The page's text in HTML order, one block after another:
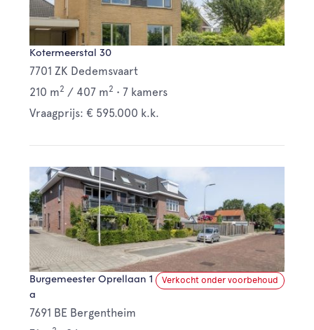
Kotermeerstal 30
7701 ZK Dedemsvaart
210 m2 / 407 m2 • 7 kamers
Vraagprijs: € 595.000 k.k.
Verkocht onder voorbehoud
Burgemeester Oprellaan 1
a
7691 BE Bergentheim